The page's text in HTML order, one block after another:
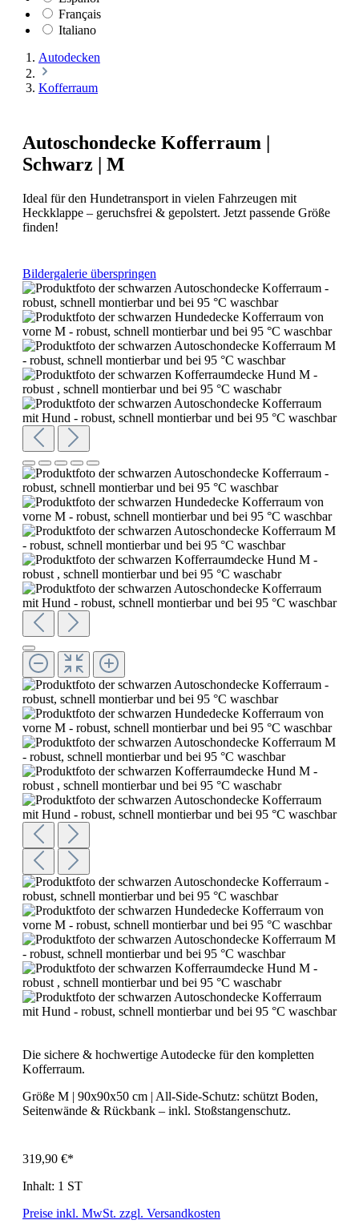
Français
Italiano
Autodecken
Kofferraum
Autoschondecke Kofferraum |
Schwarz | M
Ideal für den Hundetransport in vielen Fahrzeugen mit
Heckklappe – geruchsfrei & gepolstert. Jetzt passende Größe
finden!
Bildergalerie überspringen
Die sichere & hochwertige Autodecke für den kompletten
Kofferraum.
Größe M | 90x90x50 cm | All-Side-Schutz: schützt Boden,
Seitenwände & Rückbank – inkl. Stoßstangenschutz.
319,90 €*
Inhalt: 1 ST
Preise inkl. MwSt. zzgl. Versandkosten